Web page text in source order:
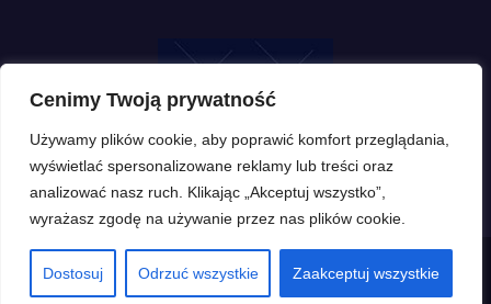
Cenimy Twoją prywatność
Używamy plików cookie, aby poprawić komfort przeglądania,
wyświetlać spersonalizowane reklamy lub treści oraz
analizować nasz ruch. Klikając „Akceptuj wszystko”,
wyrażasz zgodę na używanie przez nas plików cookie.
Dostosuj Odrzuć wszystkie Zaakceptuj wszystkie
Proudly powered by WordPress|Theme: Newsup by Themeansar